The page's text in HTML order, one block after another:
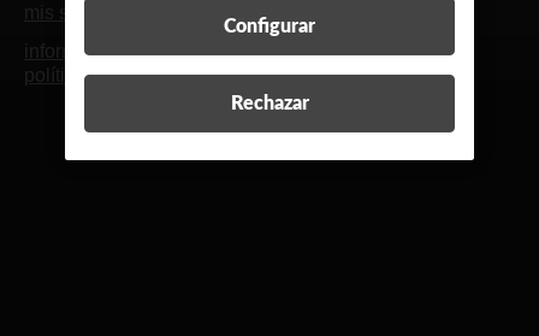
blog y revistaR
información legal
calidad de servicio
política de cookies
política de privacidad
Configurar
Rechazar